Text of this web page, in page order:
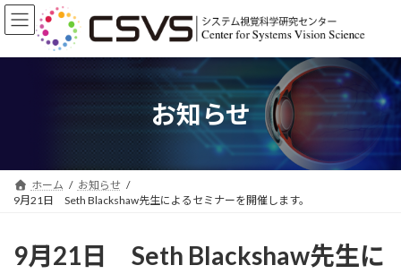
コ
ン
ン
プ
ナ
ビ
ー
動
お知らせ
ホーム
お知らせ
9月21日 Seth Blackshaw先生によるセミナーを開催します。
9月21日 Seth Blackshaw先生に